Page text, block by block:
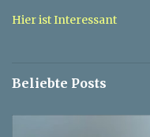
a
Hier ist Interessant
Beliebte Posts